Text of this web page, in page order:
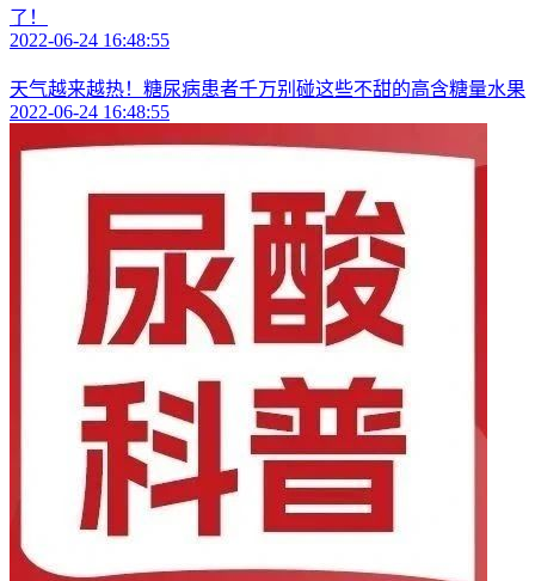
了！
2022-06-24 16:48:55
天气越来越热！糖尿病患者千万别碰这些不甜的高含糖量水果
2022-06-24 16:48:55